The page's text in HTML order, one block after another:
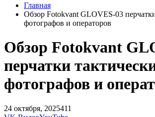
Главная
Обзор Fotokvant GLOVES-03
фотографов и операторов
Обзор Fotokvant
перчатки
фотографов и
24 октября, 2025411